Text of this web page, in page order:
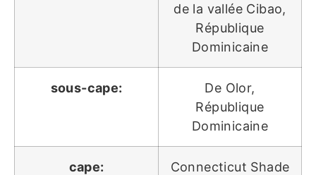
de la vallée Cibao,
République
Dominicaine
sous-cape:
De Olor,
République
Dominicaine
cape:
Connecticut Shade